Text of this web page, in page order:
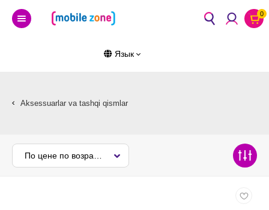
0
Язык
Aksessuarlar va tashqi qismlar